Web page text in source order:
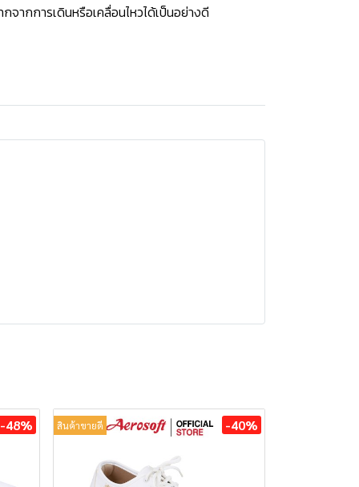
ากการเดินหรือเคลื่อนไหวได้เป็นอย่างดี
-48% สินค้าขายดี -40%